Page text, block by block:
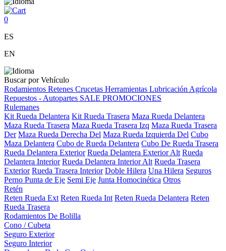
0
ES
EN
Buscar por Vehículo
Rodamientos Retenes Crucetas Herramientas Lubricación Agrícola
Repuestos - Autopartes SALE PROMOCIONES
Rulemanes
Kit Rueda Delantera Kit Rueda Trasera Maza Rueda Delantera
Maza Rueda Trasera Maza Rueda Trasera Izq Maza Rueda Trasera
Der Maza Rueda Derecha Del Maza Rueda Izquierda Del Cubo
Maza Delantera Cubo de Rueda Delantera Cubo De Rueda Trasera
Rueda Delantera Exterior Rueda Delantera Exterior Alt Rueda
Delantera Interior Rueda Delantera Interior Alt Rueda Trasera
Exterior Rueda Trasera Interior Doble Hilera Una Hilera Seguros
Perno Punta de Eje Semi Eje Junta Homocinética Otros
Retén
Reten Rueda Ext Reten Rueda Int Reten Rueda Delantera Reten
Rueda Trasera
Rodamientos De Bolilla
Cono / Cubeta
Seguro Exterior
Seguro Interior